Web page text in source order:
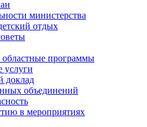
министерства
отдых
программы
услуги
доклад
объединений
в мероприятиях